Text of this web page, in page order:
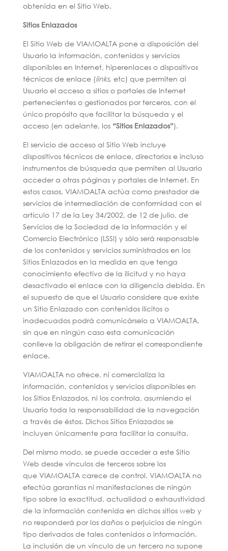
obtenida en el Sitio Web.
Sitios Enlazados
El Sitio Web de VIAMOALTA pone a disposición del
Usuario la información, contenidos y servicios
disponibles en Internet, hiperenlaces o dispositivos
técnicos de enlace (links, etc) que permiten al
Usuario el acceso a sitios o portales de Internet
pertenecientes o gestionados por terceros, con el
único propósito que facilitar la búsqueda y el
acceso (en adelante, los “Sitios Enlazados”).
El servicio de acceso al Sitio Web incluye
dispositivos técnicos de enlace, directorios e incluso
instrumentos de búsqueda que permiten al Usuario
acceder a otras páginas y portales de Internet. En
estos casos, VIAMOALTA actúa como prestador de
servicios de intermediación de conformidad con el
artículo 17 de la Ley 34/2002, de 12 de julio, de
Servicios de la Sociedad de la Información y el
Comercio Electrónico (LSSI) y sólo será responsable
de los contenidos y servicios suministrados en los
Sitios Enlazados en la medida en que tenga
conocimiento efectivo de la ilicitud y no haya
desactivado el enlace con la diligencia debida. En
el supuesto de que el Usuario considere que existe
un Sitio Enlazado con contenidos ilícitos o
inadecuados podrá comunicárselo a VIAMOALTA,
sin que en ningún caso esta comunicación
conlleve la obligación de retirar el correspondiente
enlace.
VIAMOALTA no ofrece, ni comercializa la
información, contenidos y servicios disponibles en
los Sitios Enlazados, ni los controla, asumiendo el
Usuario toda la responsabilidad de la navegación
a través de éstos. Dichos Sitios Enlazados se
incluyen únicamente para facilitar la consulta.
Del mismo modo, se puede acceder a este Sitio
Web desde vínculos de terceros sobre los
que VIAMOALTA carece de control. VIAMOALTA no
efectúa garantías ni manifestaciones de ningún
tipo sobre la exactitud, actualidad o exhaustividad
de la información contenida en dichos sitios web y
no responderá por los daños o perjuicios de ningún
tipo derivados de tales contenidos o información.
La inclusión de un vínculo de un tercero no supone